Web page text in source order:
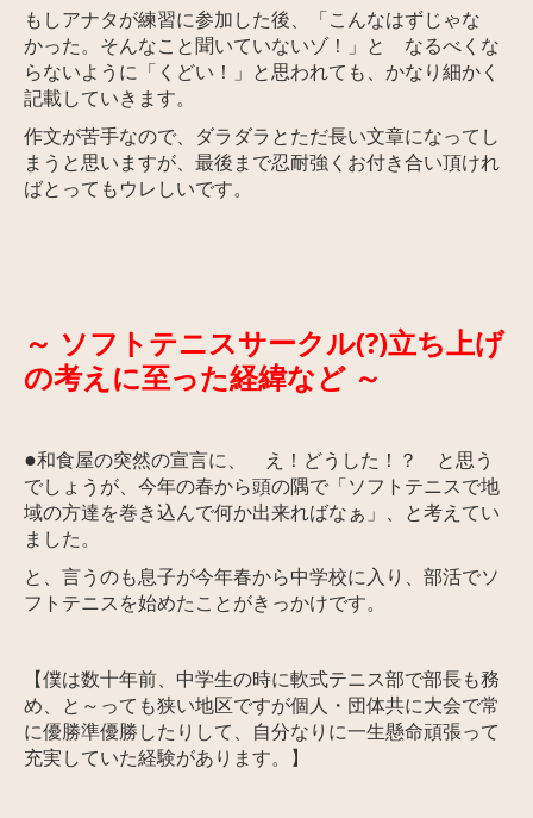
もしアナタが練習に参加した後、「こんなはずじゃな
かった。そんなこと聞いていないゾ！」と なるべくな
らないように 「くどい！」と思われても、 かなり細かく
記載していきます。
作文が苦手なので、ダラダラとただ長い文章になってし
まうと思いますが、最後まで忍耐強くお付き合い頂けれ
ばとってもウレしいです。
～ ソフトテニスサークル(?)立ち上げ
の考えに至った経緯など ～
●和食屋の突然の宣言に、 え！どうした！？ と思う
でしょうが、今年の春から頭の隅で「ソフトテニスで地
域の方達を巻き込んで何か出来ればなぁ」、と考えてい
ました。
と、言うのも息子が今年春から中学校に入り、部活でソ
フトテニスを始めたことがきっかけです。
【僕は数十年前、中学生の時に軟式テニス部で部長も務
め、と ～っても狭い地区ですが個人・団体共に大会で常
に優勝準優勝したりして、自分なりに一生懸命頑張って
充実していた経験があります。 】